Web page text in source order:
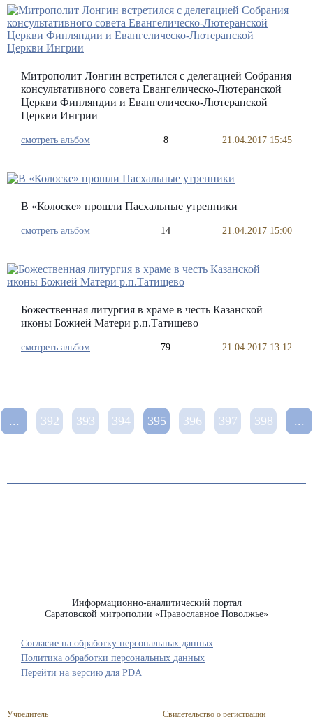
Митрополит Лонгин встретился с делегацией Собрания
консультативного совета Евангелическо-Лютеранской
Церкви Финляндии и Евангелическо-Лютеранской
Церкви Ингрии
смотреть альбом 8 21.04.2017 15:45
В «Колоске» прошли Пасхальные утренники
смотреть альбом 14 21.04.2017 15:00
Божественная литургия в храме в честь Казанской
иконы Божией Матери р.п.Татищево
смотреть альбом 79 21.04.2017 13:12
... 392 393 394 395 396 397 398 ...
Информационно-аналитический портал
Саратовской митрополии «Православное Поволжье»
Учредитель Свидетельство о регистрации
Согласие на обработку персональных данных
Политика обработки персональных данных
Перейти на версию для PDA